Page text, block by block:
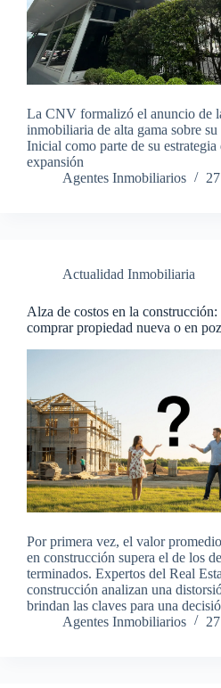
La CNV formalizó el anuncio de
inmobiliaria de alta gama sobre
Inicial como parte de su
expansión
Agentes Inmobiliarios
Actualidad Inmobiliaria
Alza de costos en la construcción:
comprar propiedad nueva o en
Por primera vez, el valor
en construcción supera el de los
terminados. Expertos del Real
construcción analizan una
brindan las claves para una
Agentes Inmobiliarios